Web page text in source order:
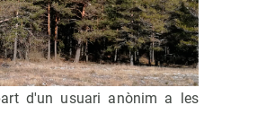
d'un usuari anònim a les